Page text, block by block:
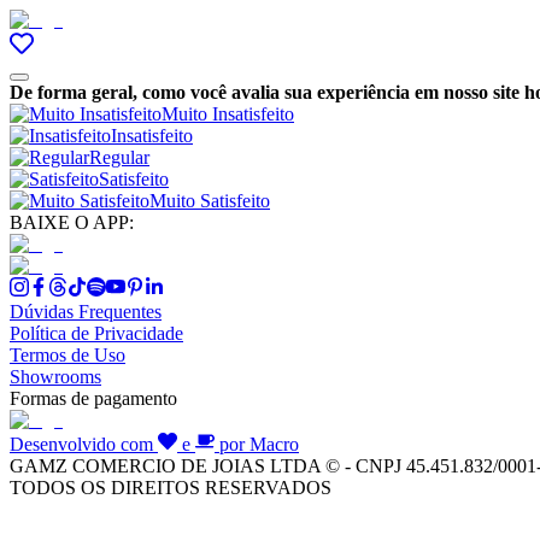
De forma geral, como você avalia sua experiência em nosso site
Muito Insatisfeito
Insatisfeito
Regular
Satisfeito
Muito Satisfeito
BAIXE O APP:
Dúvidas Frequentes
Política de Privacidade
Termos de Uso
Showrooms
Formas de pagamento
Desenvolvido com e
por Macro
GAMZ COMERCIO DE JOIAS LTDA © - CNPJ 45.451.832/
TODOS OS DIREITOS RESERVADOS